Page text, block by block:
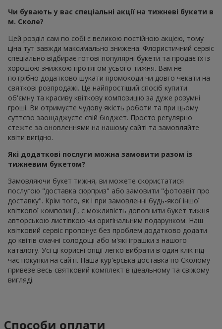
Чи бувають у вас спеціальні акції на тижневі букети в
м. Сколе?
Цей розділ сам по собі є великою постійною акцією, тому
ціна тут завжди максимально знижена. Флористичний сервіс
спеціально відбирає готові популярні букети та продає їх із
хорошою знижкою протягом усього тижня. Вам не
потрібно додатково шукати промокоди чи довго чекати на
святкові розпродажі. Це найпростіший спосіб купити
об'ємну та красиву квіткову композицію за дуже розумні
гроші. Ви отримуєте чудову якість роботи та при цьому
суттєво заощаджуєте свій бюджет. Просто регулярно
стежте за оновленнями на нашому сайті та замовляйте
квіти вигідно.
Які додаткові послуги можна замовити разом із
тижневим букетом?
Замовляючи букет тижня, ви можете скористатися
послугою "доставка сюрприз" або замовити "фотозвіт про
доставку". Крім того, як і при замовленні будь-якої іншої
квіткової композиції, є можливість доповнити букет тижня
авторською листівкою чи оригінальним подарунком. Наш
квітковий сервіс пропонує без проблем додатково додати
до квітів смачні солодощі або м'які іграшки з нашого
каталогу. Усі ці корисні опції легко вибрати в один клік під
час покупки на сайті. Наша кур'єрська доставка по Сколому
привезе весь святковий комплект в ідеальному та свіжому
вигляді.
Способи оплати